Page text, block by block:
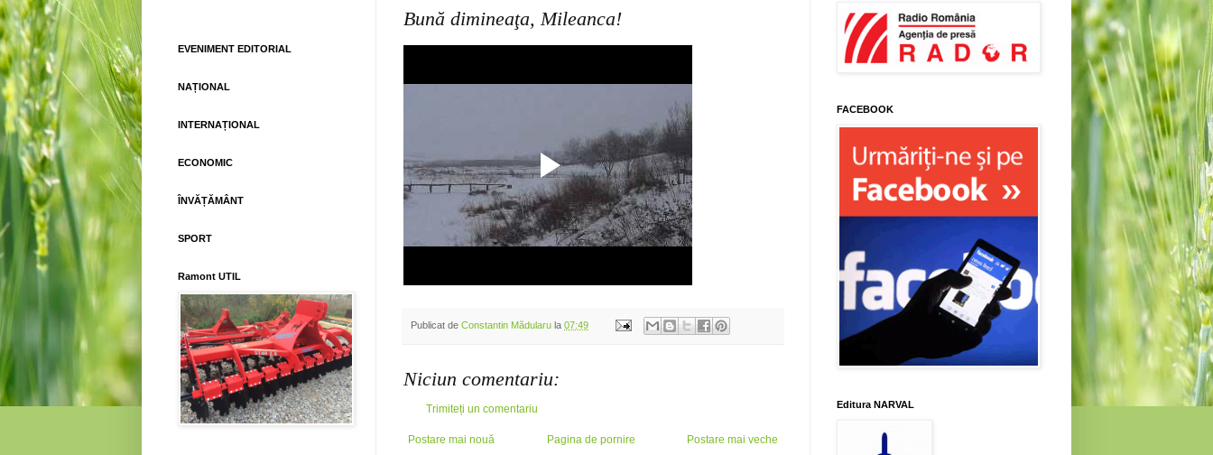
Bună dimineaţa, Mileanca!
Publicat de Constantin Mădularu la 07:49
Niciun comentariu:
Trimiteți un comentariu
Postare mai nouă Postare mai veche
Pagina de pornire
EVENIMENT EDITORIAL
NAȚIONAL
INTERNAȚIONAL
ECONOMIC
ÎNVĂȚĂMÂNT
SPORT
Ramont UTIL
FACEBOOK
Editura NARVAL